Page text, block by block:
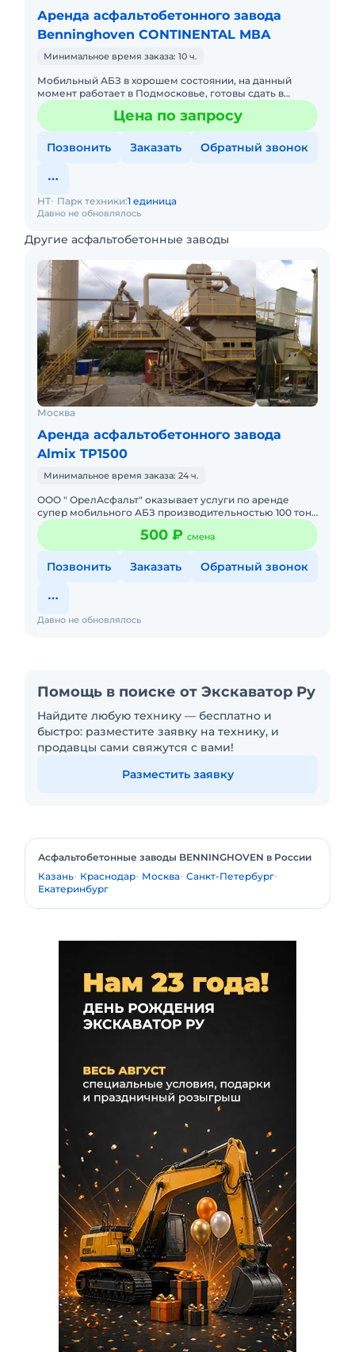
Аренда асфальтобетонного завода
Benninghoven CONTINENTAL МВА
Минимальное время заказа: 10 ч.
Мобильный АБЗ в хорошем состоянии, на данный
момент работает в Подмосковье, готовы сдать в
аренду в любой регион с нашим персоналом.
Производительность 200т/чЦена по запросу
Позвонить Заказать Обратный звонок
Давно не обновлялось
НТ Парк техники:1 единица
Другие асфальтобетонные заводы
Москва
Аренда асфальтобетонного завода
Almix TP1500
Минимальное время заказа: 24 ч.
ООО " ОрелАсфальт" оказывает услуги по аренде
супер мобильного АБЗ производительностью 100 тонн
в час в любом регионе России! Завод выпускает
любые виды смесей500 ₽ смена
Позвонить Заказать Обратный звонок
Давно не обновлялось
Помощь в поиске от Экскаватор Ру
Найдите любую технику — бесплатно и
быстро: разместите заявку на технику, и
продавцы сами свяжутся с вами!
Разместить заявку
Асфальтобетонные заводы BENNINGHOVEN в России
Казань Краснодар Москва Санкт-Петербург
Екатеринбург